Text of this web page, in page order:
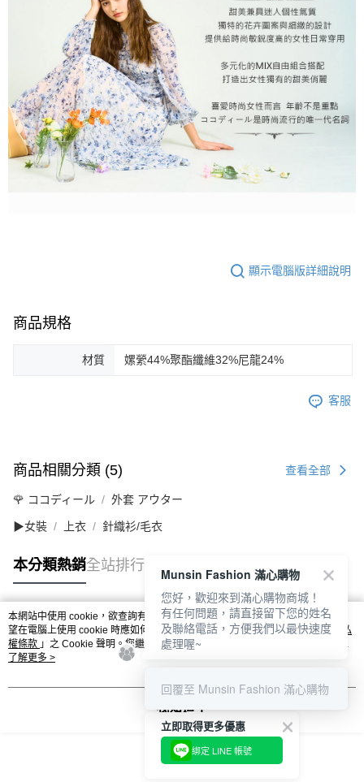
顯示電腦版詳細說明
商品規格
材質 嫘縈44%聚酯纖維32%尼龍24%
客服
商品相關分類 (5) 查看全部
🌹 ココディール 外套 アウター
▶女裝 上衣 針織衫/毛衣
本分類熱銷全站排行
熱門標籤
本網站中使用 cookie，欲查詢有關本網站使用 cookie 方式之詳情，及若您不希
望在電腦上使用 cookie 時應如何變更電腦的 cookie 設定，請參閱本網站「
隱私
權條款 」之 Cookie 聲明。您繼續使用本網站即表示您同意本公司得按本網站使
用條款之 Cookie 聲明使用 cookie。
了解更多 >
我知道了
立即取得更多優惠
綁定 LINE 帳號
Munsin Fashion 滿心購物
您好，歡迎來到滿心購物商城！
有任何問題，請直接留下您的姓名
及聯絡電話，方便我們以最快速度
處理喔~
回覆至 Munsin Fashion 滿心購物